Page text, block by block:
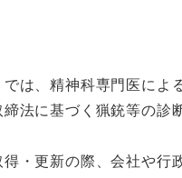
は、精神科専門医に
法に基づく猟銃等の診
・更新の際、会社や